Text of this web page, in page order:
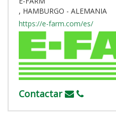
, HAMBURGO - ALEMANIA
https://e-farm.com/es/
Contactar